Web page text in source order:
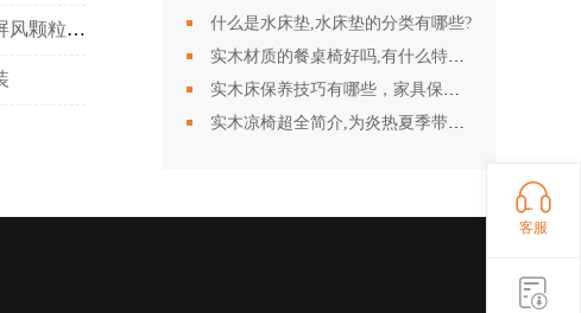
屏风厂制作工艺流程及屏风的作用 玉屏风颗粒的作用
什么是水床垫,水床垫的分类有哪些?
实木材质的餐桌椅好吗,有什么特点？
客服